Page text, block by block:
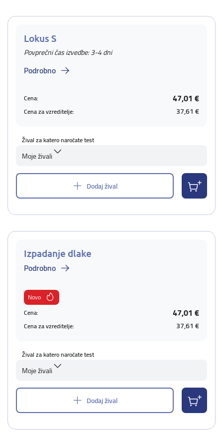
Lokus S
Povprečni čas izvedbe: 3-4 dni
Podrobno
Cena: 47,01 €
Cena za vzreditelje: 37,61 €
Žival za katero naročate test
Moje živali
Dodaj žival
Izpadanje dlake
Podrobno
Novo
Cena:
47,01 €
Cena za vzreditelje: 37,61 €
Žival za katero naročate test
Moje živali
Dodaj žival